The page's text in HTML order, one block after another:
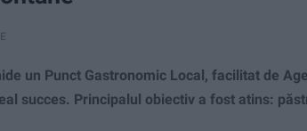
un Punct Gastronomic Local, facilitat de
succes. Principalul obiectiv a fost atins: